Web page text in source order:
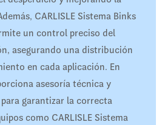
CARLISLE Sistema Binks
un control preciso del
asegurando una distribución
en cada aplicación. En
asesoría técnica y
garantizar la correcta
como CARLISLE Sistema